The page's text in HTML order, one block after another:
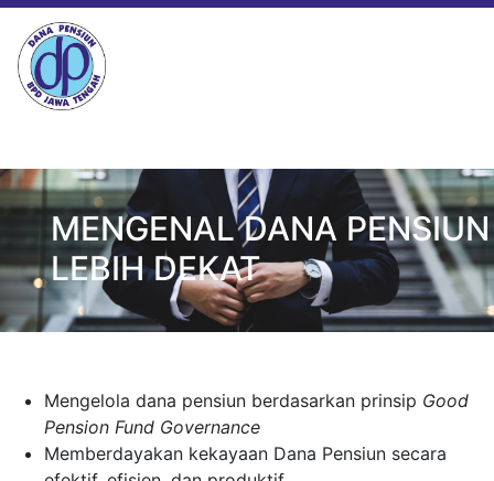
MENGENAL DANA PENSIUN
LEBIH DEKAT
mandiri dan tidak membebani anak-anak dan sanak keluarga
saat tua dan tidak lagi bekerja.
Mengelola dana pensiun berdasarkan prinsip Good
Pension Fund Governance
Memberdayakan kekayaan Dana Pensiun secara